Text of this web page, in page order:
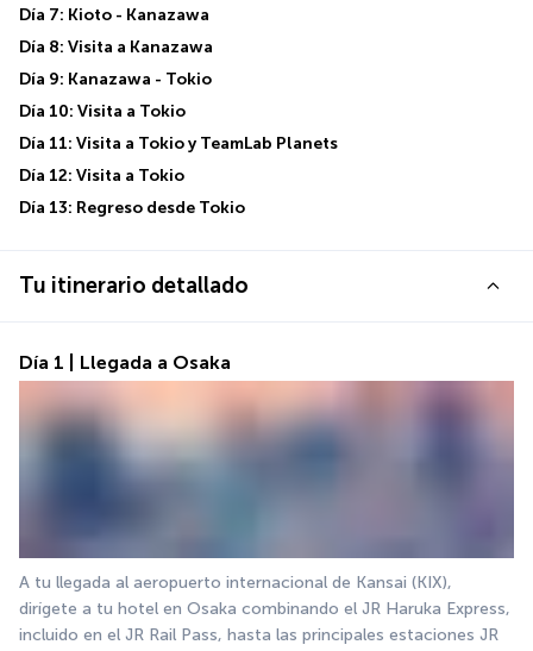
Día 7: Kioto - Kanazawa
Día 8: Visita a Kanazawa
Día 9: Kanazawa - Tokio
Día 10: Visita a Tokio
Día 11: Visita a Tokio y TeamLab Planets
Día 12: Visita a Tokio
Día 13: Regreso desde Tokio
Tu itinerario detallado
Día 1 | Llegada a Osaka
A tu llegada al aeropuerto internacional de Kansai (KIX),
dirígete a tu hotel en Osaka combinando el JR Haruka Express,
incluido en el JR Rail Pass, hasta las principales estaciones JR